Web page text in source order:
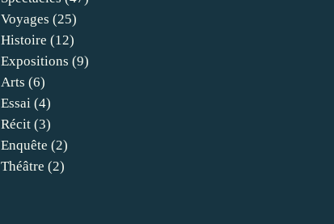
Voyages (25)
Histoire (12)
Expositions (9)
Arts (6)
Essai (4)
Récit (3)
Enquête (2)
Théâtre (2)